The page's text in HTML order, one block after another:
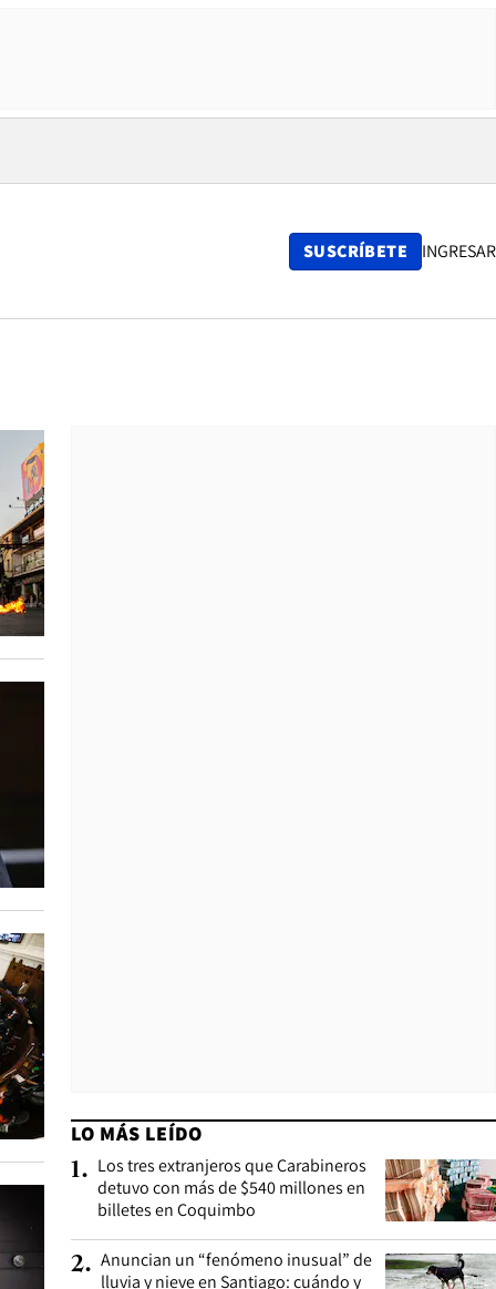
SUSCRÍBETE INGRESAR
LO MÁS LEÍDO
1. Los tres extranjeros que Carabineros
detuvo con más de $540 millones en
billetes en Coquimbo
2. Anuncian un “fenómeno inusual” de
lluvia y nieve en Santiago: cuándo y